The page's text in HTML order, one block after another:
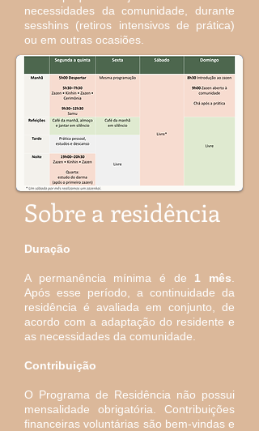
necessidades da comunidade, durante
sesshins (retiros intensivos de prática)
ou em outras ocasiões.
Sobre a residência
Duração
A permanência mínima é de 1 mês
Após esse período, a continuidade da
residência é avaliada em conjunto, de
acordo com a adaptação do residente e
as necessidades da comunidade.
Contribuição
O Programa de Residência não possui
mensalidade obrigatória. Contribuições
financeiras voluntárias são bem-vindas e